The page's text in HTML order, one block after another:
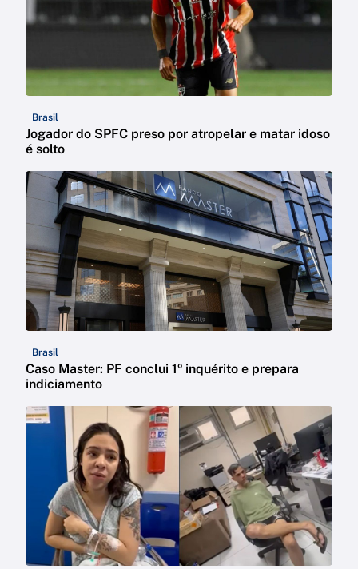
Brasil
Jogador do SPFC preso por atropelar e matar idoso
é solto
Brasil
Caso Master: PF conclui 1º inquérito e prepara
indiciamento